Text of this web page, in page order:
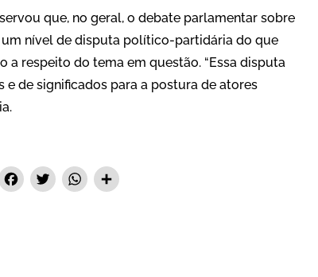
que, no geral, o debate parlamentar sobre
nível de disputa político-partidária do que
respeito do tema em questão. “Essa disputa
de significados para a postura de atores
Facebook
Twitter
WhatsApp